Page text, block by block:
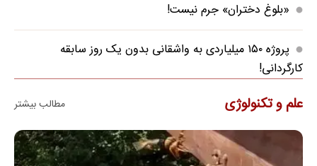
«بلوغ دختران» جرم نیست!
پروژه ۱۵۰ میلیاردی به واشقانی بدون یک روز سابقه
کارگردانی!
علم و تکنولوژی مطالب بیشتر